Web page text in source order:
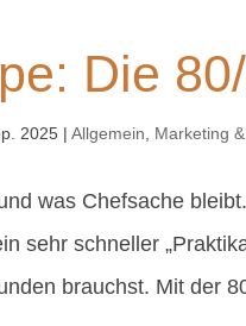
Die
2025 |Allgemein Marketing
was Chefsache
sehr schneller
brauchst. Mit der